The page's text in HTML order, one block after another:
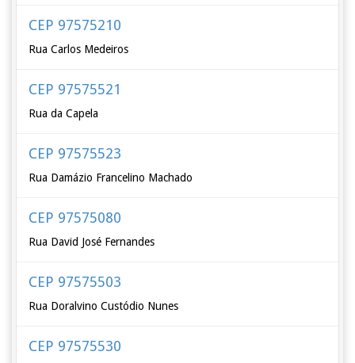
CEP 97575210
Rua Carlos Medeiros
CEP 97575521
Rua da Capela
CEP 97575523
Rua Damázio Francelino Machado
CEP 97575080
Rua David José Fernandes
CEP 97575503
Rua Doralvino Custódio Nunes
CEP 97575530